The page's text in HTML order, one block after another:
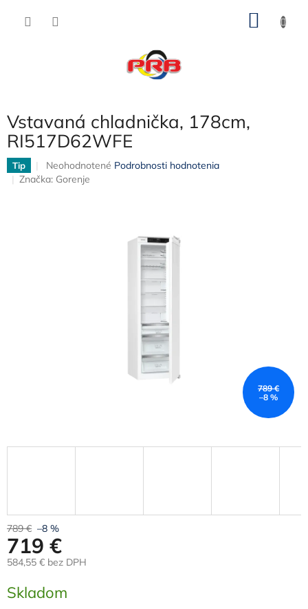
Vstavaná chladnička, 178cm,
RI517D62WFE
Tip
Priemerné
hodnotenie
Neohodnotené Podrobnosti hodnotenia
Značka: Gorenje
789 €
–8 %
789 € –8 %
719 €
584,55 € bez DPH
cena:
Skladom